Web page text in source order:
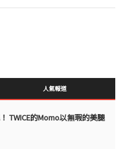
人氣報道
TWICE的Momo以無瑕的美腿